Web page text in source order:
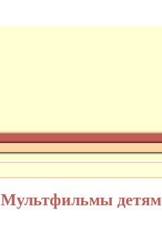
Мультфильмы детям